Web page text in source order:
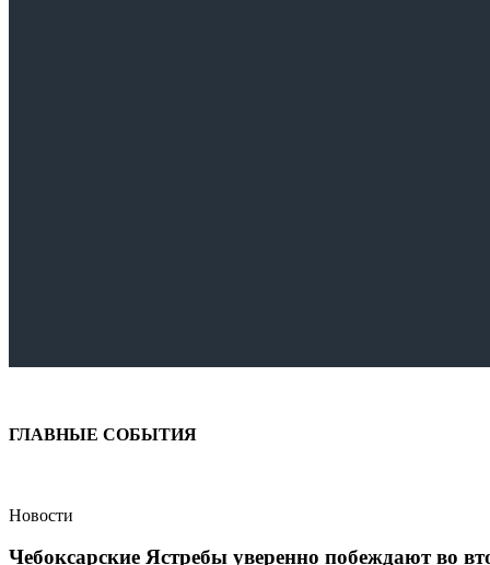
ГЛАВНЫЕ СОБЫТИЯ
Новости
Чебоксарские Ястребы уверенно побеждают во